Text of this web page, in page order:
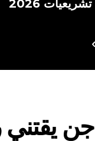
تشريعيات 2026
يقتني